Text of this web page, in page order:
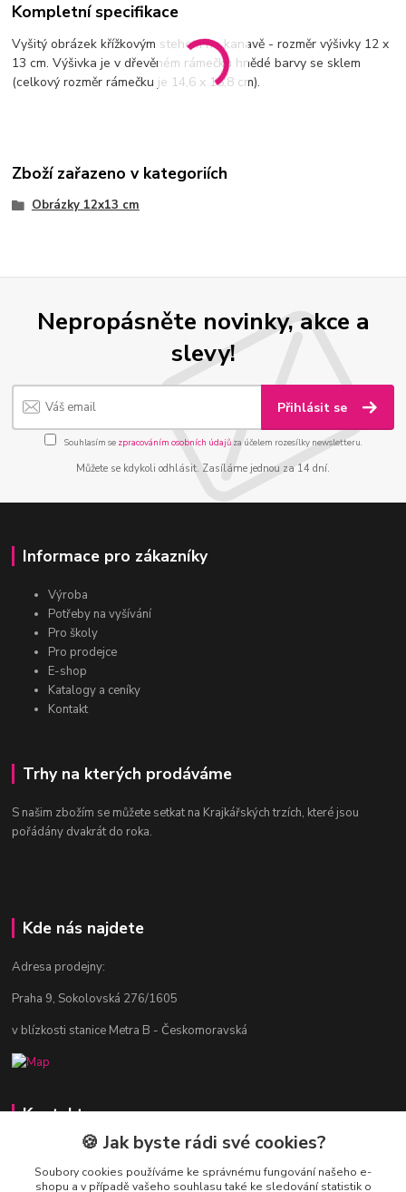
Kompletní specifikace
Vyšitý obrázek křížkovým stehem na kanavě - rozměr výšivky 12 x
13 cm. Výšivka je v dřevěném rámečku hnědé barvy se sklem
(celkový rozměr rámečku je 14,6 x 15,8 cm).
Zboží zařazeno v kategoriích
Obrázky 12x13 cm
Nepropásněte novinky, akce a
slevy!
Přihlásit se
Souhlasím se zpracováním osobních údajůza účelem rozesílky newsletteru.
Můžete se kdykoli odhlásit. Zasíláme jednou za 14 dní.
Informace pro zákazníky
Výroba
Potřeby na vyšívání
Pro školy
Pro prodejce
E-shop
Katalogy a ceníky
Kontakt
Trhy na kterých prodáváme
S našim zbožím se můžete setkat na Krajkářských trzích, které jsou
pořádány dvakrát do roka.
Kde nás najdete
Adresa prodejny:
Praha 9, Sokolovská 276/1605
v blízkosti stanice Metra B - Českomoravská
Kontakty
Jitka Vlasáková
281 916 793
🍪 Jak byste rádi své cookies?
Soubory cookies používáme ke správnému fungování našeho e-
shopu a v případě vašeho souhlasu také ke sledování statistik o